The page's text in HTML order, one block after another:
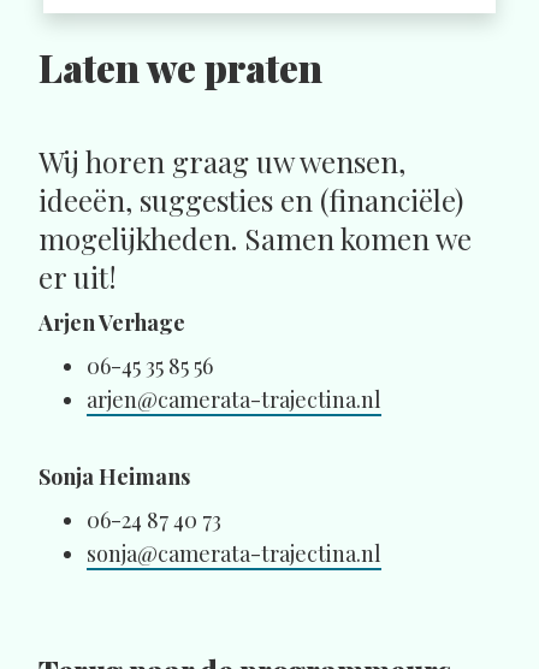
Laten we praten
Wij horen graag uw wensen,
ideeën, suggesties en (financiële)
mogelijkheden. Samen komen we
er uit!
Arjen Verhage
06-45 35 85 56
arjen@camerata-trajectina.nl
Sonja Heimans
06-24 87 40 73
sonja@camerata-trajectina.nl